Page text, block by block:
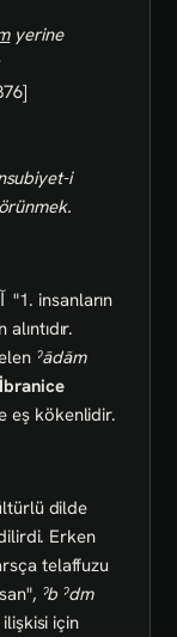
yerine
i
آدم "1. insanların
ˀādām
İbranice
eş kökenlidir.
dilde
Erken
telaffuzu
ˀb ˀdm
ilişkisi için